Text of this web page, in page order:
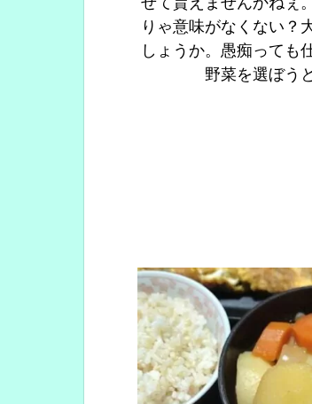
りゃ意味がなくない？
しょうか。愚痴っても
野菜を選ぼう